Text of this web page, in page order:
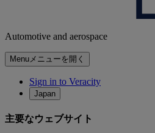
Automotive and aerospace
Menuメニューを開く
Sign in to Veracity
Japan
主要なウェブサイト